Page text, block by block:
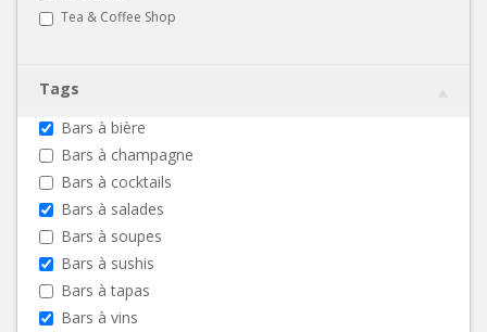
Tea & Coffee Shop
Tags
Bars à bière
Bars à champagne
Bars à cocktails
Bars à salades
Bars à soupes
Bars à sushis
Bars à tapas
Bars à vins